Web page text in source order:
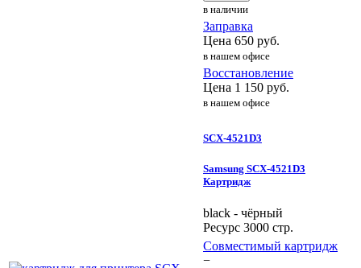
в наличии
Заправка
Цена 650 руб.
в нашем офисе
Восстановление
Цена 1 150 руб.
в нашем офисе
SCX-4521D3
Samsung SCX-4521D3
Картридж
black - чёрный
Ресурс 3000 стр.
Совместимый картридж
−